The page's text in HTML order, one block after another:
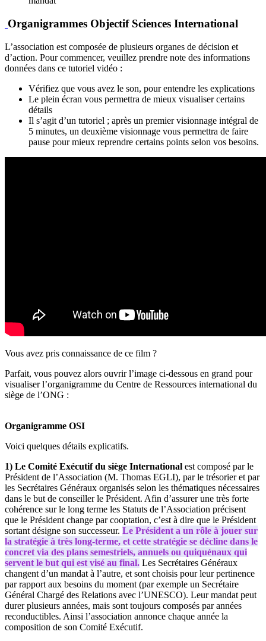
Organigrammes Objectif Sciences International
L’association est composée de plusieurs organes de décision et
d’action. Pour commencer, veuillez prendre note des informations
données dans ce tutoriel vidéo :
Vérifiez que vous avez le son, pour entendre les explications
Le plein écran vous permettra de mieux visualiser certains
détails
Il s’agit d’un tutoriel ; après un premier visionnage intégral de
5 minutes, un deuxième visionnage vous permettra de faire
pause pour mieux reprendre certains points selon vos besoins.
Vous avez pris connaissance de ce film ?
Parfait, vous pouvez alors ouvrir l’image ci-dessous en grand pour
visualiser l’organigramme du Centre de Ressources international du
siège de l’ONG :
Organigramme OSI
Voici quelques détails explicatifs.
1) Le Comité Exécutif du siège International est composé par le
Président de l’Association (M. Thomas EGLI), par le trésorier et par
les Secrétaires Généraux organisés selon les thématiques nécessaires
dans le but de conseiller le Président. Afin d’assurer une très forte
cohérence sur le long terme les Statuts de l’Association précisent
que le Président change par cooptation, c’est à dire que le Président
sortant désigne son successeur. Le Président a un rôle à jouer sur
la stratégie à très long-terme, et cette stratégie se décline dans le
concret via des plans semestriels, annuels ou quiquénaux qui
servent le but qui est visé au final. Les Secrétaires Généraux
changent d’un mandat à l’autre, et sont choisis pour leur pertinence
par rapport aux besoins du moment (par exemple un Secrétaire
Général Chargé des Relations avec l’UNESCO). Leur mandat peut
durer plusieurs années, mais sont toujours composés par années
reconductibles. Ainsi l’association annonce chaque année la
composition de son Comité Exécutif.